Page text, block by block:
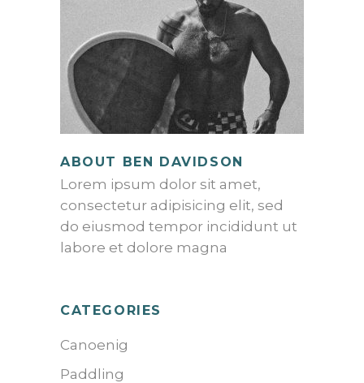
ABOUT BEN DAVIDSON
Lorem ipsum dolor sit amet,
consectetur adipisicing elit, sed
do eiusmod tempor incididunt ut
labore et dolore magna
CATEGORIES
Canoenig
Paddling